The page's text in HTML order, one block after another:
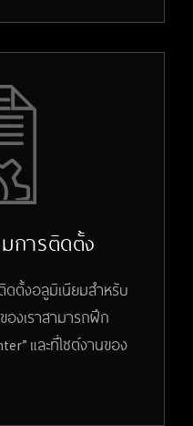
การติดตั้ง
ดตั้งอลูมิเนียมสำหรับ
องเราสามารถฝึก
และที่ไซต์งานของ